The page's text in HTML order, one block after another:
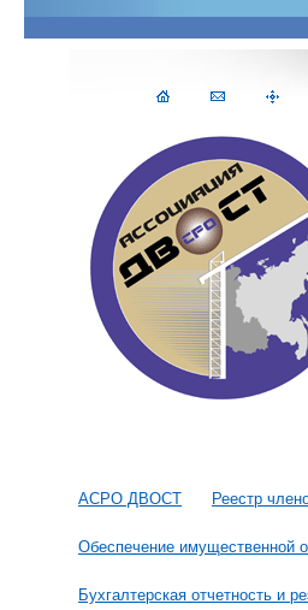
АСРО ДВОСТ Реестр
Обеспечение имущественной
Бухгалтерская отчетность и